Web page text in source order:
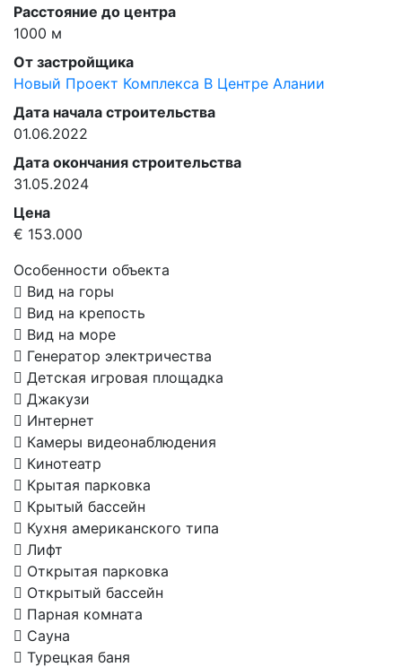
Расстояние до центра
1000 м
От застройщика
Новый Проект Комплекса В Центре Алании
Дата начала строительства
01.06.2022
Дата окончания строительства
31.05.2024
Цена
€ 153.000
Особенности объекта
Вид на горы
Вид на крепость
Вид на море
Генератор электричества
Детская игровая площадка
Джакузи
Интернет
Камеры видеонаблюдения
Кинотеатр
Крытая парковка
Крытый бассейн
Кухня американского типа
Лифт
Открытая парковка
Открытый бассейн
Парная комната
Сауна
Турецкая баня